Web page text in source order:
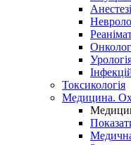
Токсикологія
Медицина.
Медична